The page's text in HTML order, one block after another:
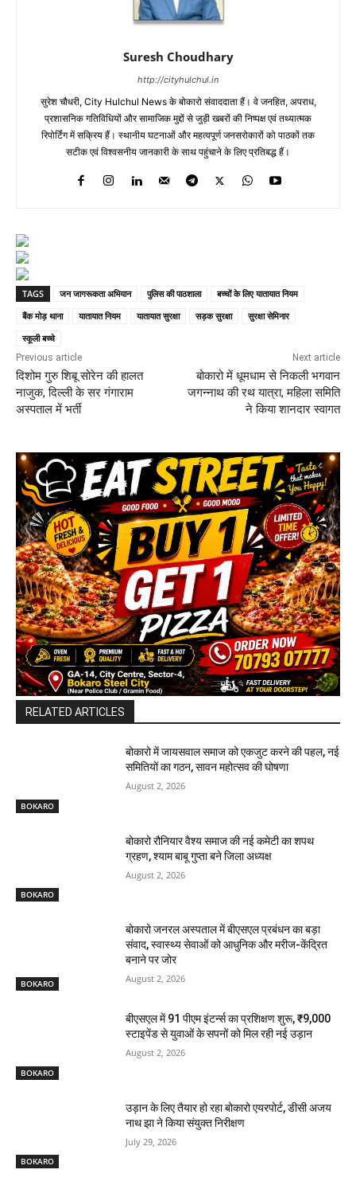
Suresh Choudhary
http://cityhulchul.in
सुरेश चौधरी, City Hulchul News के बोकारो संवाददाता हैं। वे जनहित, अपराध,
प्रशासनिक गतिविधियों और सामाजिक मुद्दों से जुड़ी खबरों की निष्पक्ष एवं तथ्यात्मक
रिपोर्टिंग में सक्रिय हैं। स्थानीय घटनाओं और महत्वपूर्ण जनसरोकारों को पाठकों तक
सटीक एवं विश्वसनीय जानकारी के साथ पहुंचाने के लिए प्रतिबद्ध हैं।
TAGS जन जागरूकता अभियान पुलिस की पाठशाला
बच्चों के लिए यातायात नियम
बैंक मोड़ थाना
यातायात नियम यातायात सुरक्षा सड़क सुरक्षा
सुरक्षा सेमिनार
स्कूली बच्चे
Previous article
दिशोम गुरु शिबू सोरेन की हालत
नाजुक, दिल्ली के सर गंगाराम
अस्पताल में भर्ती
Next article
बोकारो में धूमधाम से निकली भगवान
जगन्नाथ की रथ यात्रा, महिला समिति
ने किया शानदार स्वागत
RELATED ARTICLES
BOKARO
बोकारो में जायसवाल समाज को एकजुट करने की पहल, नई
समितियों का गठन, सावन महोत्सव की घोषणा
August 2, 2026
BOKARO
बोकारो रौनियार वैश्य समाज की नई कमेटी का शपथ
ग्रहण, श्याम बाबू गुप्ता बने जिला अध्यक्ष
August 2, 2026
BOKARO
बोकारो जनरल अस्पताल में बीएसएल प्रबंधन का बड़ा
संवाद, स्वास्थ्य सेवाओं को आधुनिक और मरीज-केंद्रित
बनाने पर जोर
August 2, 2026
BOKARO
बीएसएल में 91 पीएम इंटर्न्स का प्रशिक्षण शुरू, ₹9,000
स्टाइपेंड से युवाओं के सपनों को मिल रही नई उड़ान
August 2, 2026
BOKARO
उड़ान के लिए तैयार हो रहा बोकारो एयरपोर्ट, डीसी अजय
नाथ झा ने किया संयुक्त निरीक्षण
July 29, 2026